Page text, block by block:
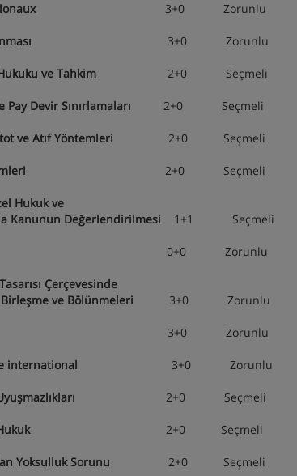
3+0 Zorunlu 1.
3+0 Zorunlu 1.
ve Tahkim 2+0 Seçmeli 1.
Devir Sınırlamaları 2+0 Seçmeli 1.
ve Atıf Yöntemleri 2+0 Seçmeli 1.
2+0 Seçmeli 1.
Hukuk ve
Kanunun Değerlendirilmesi
1+1 Seçmeli
Zorunlu 2.
Çerçevesinde
ve Bölünmeleri 3+0 Zorunlu 2.
Zorunlu 2.
international 3+0 Zorunlu 2.
2+0 Seçmeli 2.
2+0 Seçmeli 2.
Yoksulluk Sorunu 2+0 Seçmeli 2.